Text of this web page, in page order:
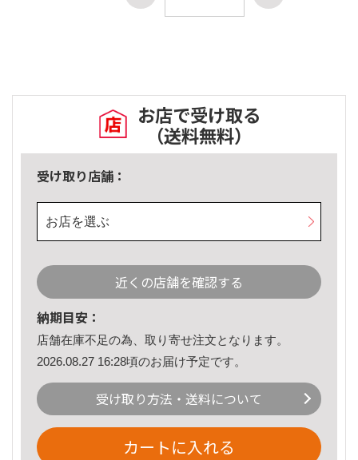
お店で受け取る
（送料無料）
受け取り店舗：
お店を選ぶ
近くの店舗を確認する
納期目安：
店舗在庫不足の為、取り寄せ注文となります。
2026.08.27 16:28頃のお届け予定です。
受け取り方法・送料について
カートに入れる